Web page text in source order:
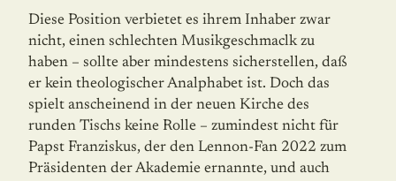
Diese Position verbietet es ihrem Inhaber zwar
nicht, einen schlechten Musikgeschmaclk zu
haben – sollte aber mindestens sicherstellen, daß
er kein theologischer Analphabet ist. Doch das
spielt anscheinend in der neuen Kirche des
runden Tischs keine Rolle – zumin­dest nicht für
Papst Franziskus, der den Lennon-Fan 2022 zum
Präsidenten der Aka­de­mie ernannte, und auch